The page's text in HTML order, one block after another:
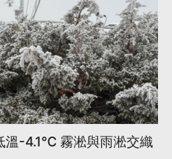
溫-4.1℃ 霧淞與雨淞交織